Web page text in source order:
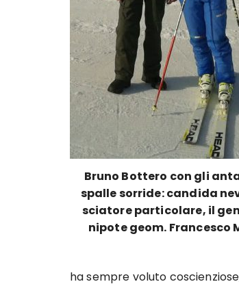
Bruno Bottero con gli
spalle sorride: candida
sciatore particolare, il
nipote geom. Francesco
ha sempre voluto